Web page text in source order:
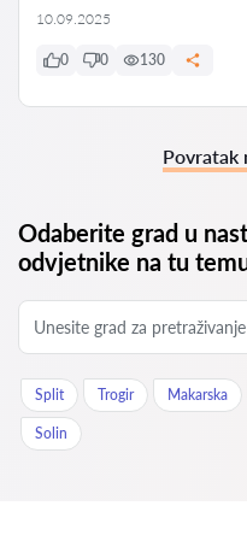
10.09.2025
0 0 130
Povratak
Odaberite grad u
odvjetnike na tu
Split Trogir Makarska
Solin